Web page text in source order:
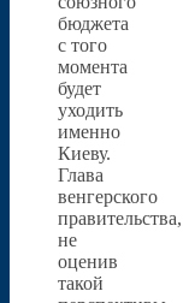
бюджета
с того
момента
будет
уходить
именно
Киеву.
Глава
венгерского
правительства,
не
оценив
такой